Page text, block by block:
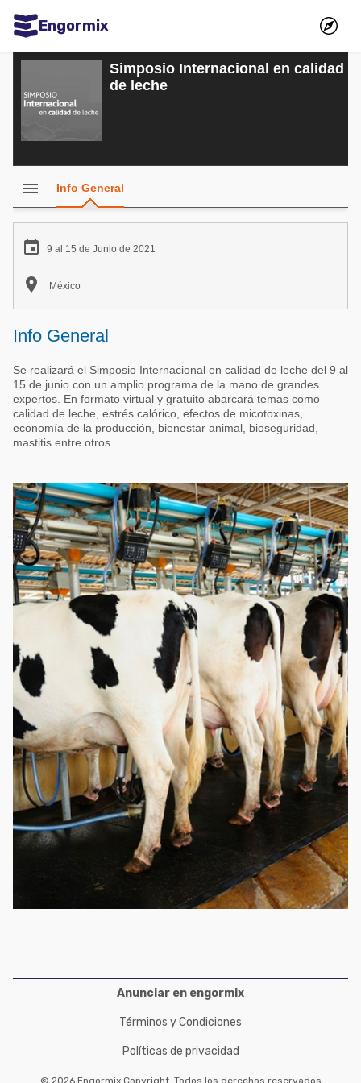
Engormix
Comunidades en español
Agricultura
Balanceados - Piensos
Lechería
Micotoxinas
Mascotas
Comunidades en inglés
Acuacultura
Micotoxinas
Avicultura
Lechería
Balanceados - Piensos
Comunidades en portugués
Micotoxinas
Avicultura
Ganadería
Lechería
Simposio Internacional en calidad
de leche
menu Info General
 9 al 15 de Junio de 2021
 México
Info General
Se realizará el Simposio Internacional en calidad de leche del 9 al
15 de junio con un amplio programa de la mano de grandes
expertos. En formato virtual y gratuito abarcará temas como
calidad de leche, estrés calórico, efectos de micotoxinas,
economía de la producción, bienestar animal, bioseguridad,
mastitis entre otros.
Anunciar en engormix
Términos y Condiciones
Políticas de privacidad